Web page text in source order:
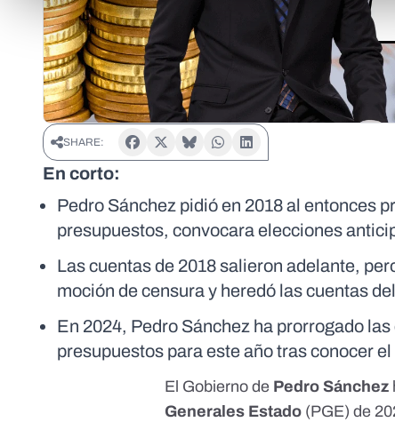
SHARE:
En corto:
Pedro Sánchez pidió en 2018 al entonces
presupuestos, convocara elecciones
Las cuentas de 2018 salieron adelante,
moción de censura y heredó las cuentas
En 2024, Pedro Sánchez ha prorrogado
presupuestos para este año tras conocer
El Gobierno de Pedro Sánchez
Generales Estado (PGE) de